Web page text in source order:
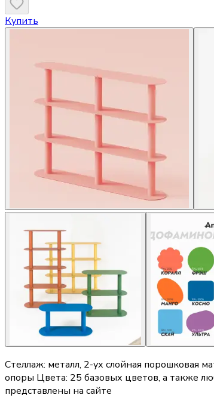
Купить
Стеллаж: металл, 2-ух слойная порошковая
опоры Цвета: 25 базовых цветов, а также
представлены на сайте